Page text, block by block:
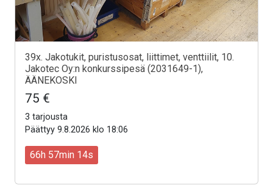
39x. Jakotukit, puristusosat, liittimet, venttiilit, 10.
Jakotec Oy:n konkurssipesä (2031649-1),
ÄÄNEKOSKI
75 €
3 tarjousta
Päättyy 9.8.2026 klo 18:06
66h 57min 12s